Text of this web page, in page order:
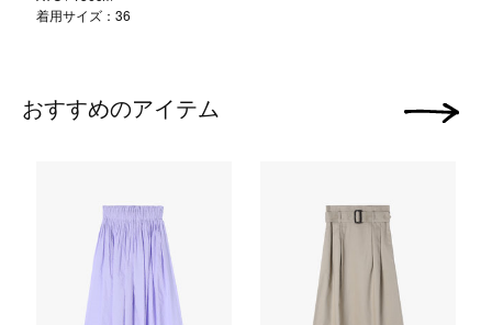
着用サイズ：36
おすすめのアイテム 次の画像